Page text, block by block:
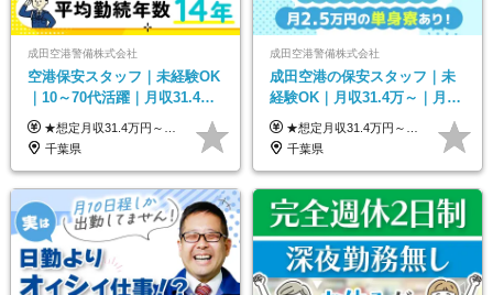
成田空港警備株式会社
空港保安スタッフ｜未経験OK
｜10～70代活躍｜月収31.4万
&賞与年2回｜家族・住宅手当
｜光熱費0円の単身寮
★想定月収31.4万円～＋賞与年2回（59万円以上） ★入社お祝い金15万円支給 ★水道+光熱費無料の家賃がリーズナブルな社員寮(単身寮)あり！ 月給24万5000円以上(基本給21万1000円＋業務別手当35,000円)＋賞与年2回（賞与支給額：59万円以上を想定）＋残業代全額 ※みなし残業なし！残業代は全額支給します。 ※資格手当・深夜手当など、様々な手当をご用意しています。 ※入社お祝い金は１か月経過後、3ヶ月経過後、6ヶ月経過後に各5万円ずつ給与に加算して支給いたします。 ※指定の検定資格をお持ちの方には別途手当を支給します。入社後に取得した場合は給与に加算し支給します。 ・施設警備 1級7,000円 2級4,000円 ・交通誘導 1級7,000円 2級4,000円 ・雑踏警備 1級7,000円 2級4,000円 など
千葉県
成田空港警備株式会社
成田空港の保安スタッフ｜未
経験OK｜月収31.4万～｜月
2.5万の単身寮｜住宅手当&家
族手当｜入社祝い金15万
★想定月収31.4万円～＋賞与年2回（59万円以上） ★入社お祝い金15万円支給 ★水道+光熱費無料の家賃がリーズナブルな社員寮(単身寮)あり！ ★住宅手当&家族手当あり 月給24万5000円以上(基本給21万1000円＋業務別手当35,000円)＋賞与年2回（賞与支給額：59万円以上を想定）＋残業代全額 ※みなし残業なし！残業代は全額支給します。 ※資格手当・深夜手当など、様々な手当をご用意しています。 ※入社お祝い金は１か月経過後、3ヶ月経過後、6ヶ月経過後に各5万円ずつ給与に加算して支給いたします。 ※指定の検定資格をお持ちの方には別途手当を支給します。入社後に取得した場合は給与に加算し支給します。 ・施設警備 1級7,000円 2級4,000円 ・交通誘導 1級7,000円 2級4,000円 ・雑踏警備 1級7,000円 2級4,000円 など
千葉県